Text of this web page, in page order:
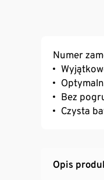
Numer
Bez
Czysta
Opis